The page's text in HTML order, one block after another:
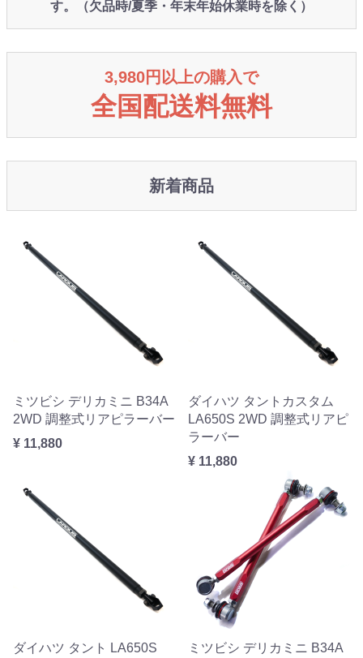
す。（欠品時/夏季・年末年始休業時を除く）
3,980円以上の購入で
全国配送料無料
新着商品
ミツビシ デリカミニ B34A
2WD 調整式リアピラーバー
¥ 11,880
ダイハツ タントカスタム
LA650S 2WD 調整式リアピ
ラーバー
¥ 11,880
ダイハツ タント LA650S
ミツビシ デリカミニ B34A